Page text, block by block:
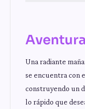
Una radiante
se encuentra con
construyendo un
lo rápido que